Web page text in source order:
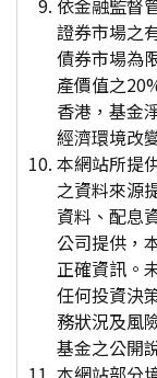
依金融監督
證券市場之
債券市場為
產價值之
香港，基金
經濟環境改
本網站所提
之資料來源
資料、配息
公司提供，
正確資訊。
任何投資決
務狀況及風
基金之公開